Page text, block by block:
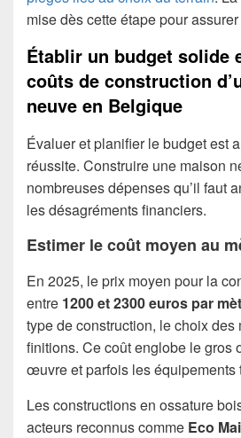
mise dès cette étape pour
Établir un budget solide
coûts de construction
neuve en Belgique
Évaluer et planifier le budget est
réussite. Construire une maison
nombreuses dépenses qu’il faut
les désagréments financiers.
Estimer le coût moyen au
En 2025, le prix moyen pour la
entre 1200 et 2300 euros par
type de construction, le choix des
finitions. Ce coût englobe le gros
œuvre et parfois les équipements
Les constructions en ossature
acteurs reconnus comme Eco